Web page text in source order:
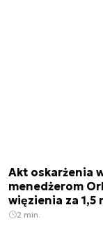
Akt oskarżenia
menedżerom
więzienia za 1,5
2 min.